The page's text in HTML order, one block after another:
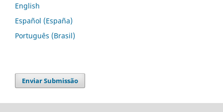
English
Español (España)
Português (Brasil)
Enviar Submissão